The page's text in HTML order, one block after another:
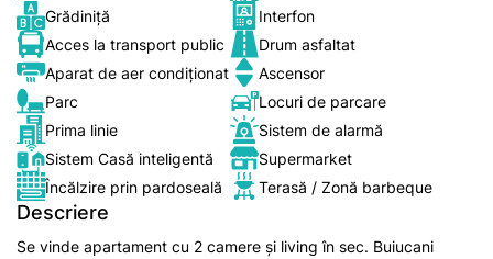
Grădiniță
Interfon
Acces la transport public
Drum asfaltat
Aparat de aer condiționat
Ascensor
Parc
Locuri de parcare
Prima linie
Sistem de alarmă
Sistem Casă inteligentă
Supermarket
Încălzire prin pardoseală
Terasă / Zonă barbeque
Descriere
Se vinde apartament cu 2 camere și living în sec. Buiucani